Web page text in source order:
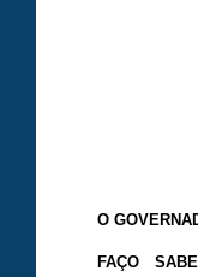
O
FAÇO